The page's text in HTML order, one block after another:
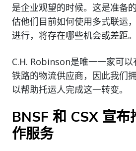
是企业观望的时候。这是准备
估他们目前如何使用多式联运
进行，将存在哪些机会或差距。
C.H. Robinson是唯一一家可
铁路的物流供应商，因此我们
以帮助托运人完成这一转变。
BNSF 和 CSX 宣布
作服务